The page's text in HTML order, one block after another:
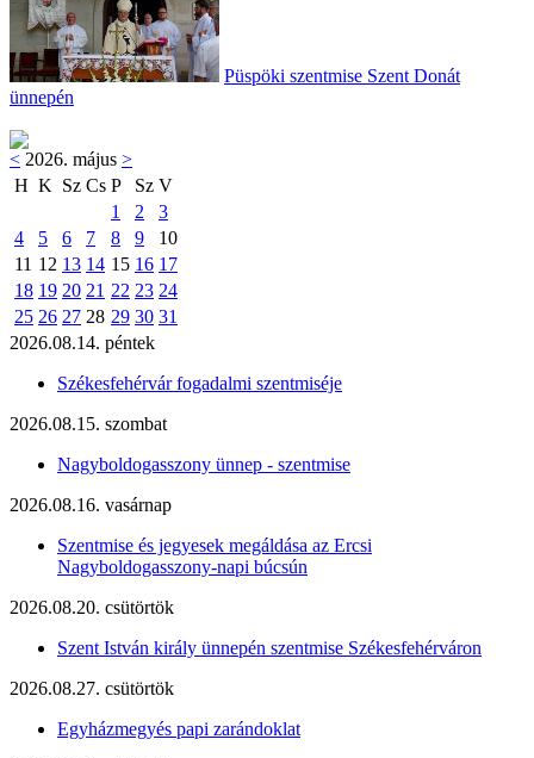
Püspöki szentmise Szent Donát
ünnepén
< 2026. május >
H K Sz Cs P Sz V
1
2
3
4
5 6 7 8 9
10
11 12 13 14 15 16 17
18 19 20 21 22 23 24
25 26 27 28 29 30 31
2026.08.14. péntek
Székesfehérvár fogadalmi szentmiséje
2026.08.15. szombat
Nagyboldogasszony ünnep - szentmise
2026.08.16. vasárnap
Szentmise és jegyesek megáldása az Ercsi
Nagyboldogasszony-napi búcsún
2026.08.20. csütörtök
Szent István király ünnepén szentmise Székesfehérváron
2026.08.27. csütörtök
Egyházmegyés papi zarándoklat